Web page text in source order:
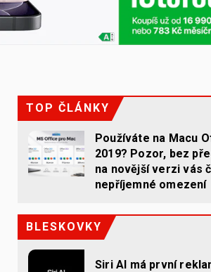
TOP ČLÁNKY
Používáte na Macu
2019? Pozor, bez
na novější verzi vás
nepříjemné omezení
BLESKOVKY
Siri AI má první